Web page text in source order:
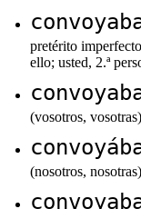
pretérito
ello; usted, 2.ª
(vosotros,
(nosotros,